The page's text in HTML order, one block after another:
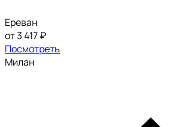
Ереван
от 3 417 ₽
Посмотреть
Милан